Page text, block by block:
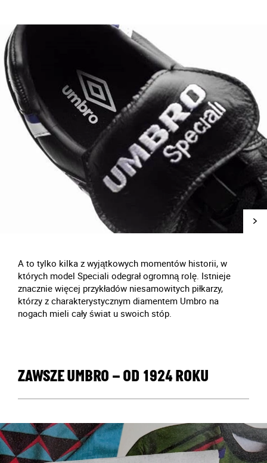
A to tylko kilka z wyjątkowych momentów historii, w
których model Speciali odegrał ogromną rolę. Istnieje
znacznie więcej przykładów niesamowitych piłkarzy,
którzy z charakterystycznym diamentem Umbro na
nogach mieli cały świat u swoich stóp.
ZAWSZE UMBRO – OD 1924 ROKU